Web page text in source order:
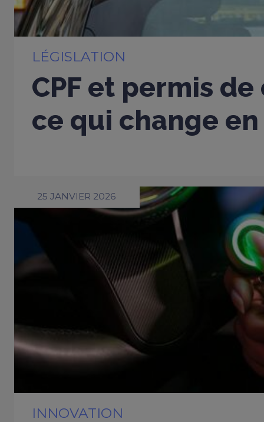
LÉGISLATION
CPF et permis
ce qui change
25 JANVIER 2026
INNOVATION